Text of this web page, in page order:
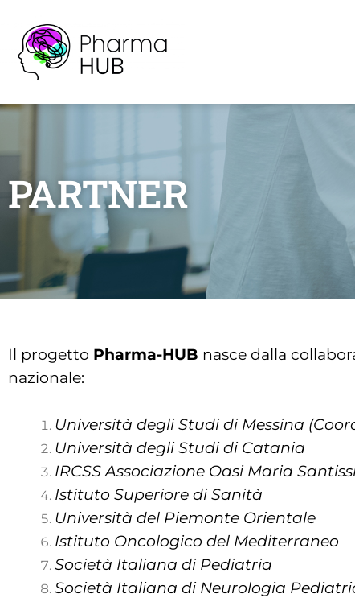
PARTNER
Il progetto Pharma-HUB nasce dalla
nazionale:
Università degli Studi di Messina
Università degli Studi di Catania
IRCSS Associazione Oasi Maria
Istituto Superiore di Sanità
Università del Piemonte Orientale
Istituto Oncologico del Mediterraneo
Società Italiana di Pediatria
Società Italiana di Neurologia